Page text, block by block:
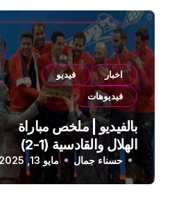
اخبار
فيديو
فيديوهات
بالفيديو | ملخص مباراة
الهلال والقادسية (1-2)
الدوري السعودي
حسناء جمال مايو 13, 2025